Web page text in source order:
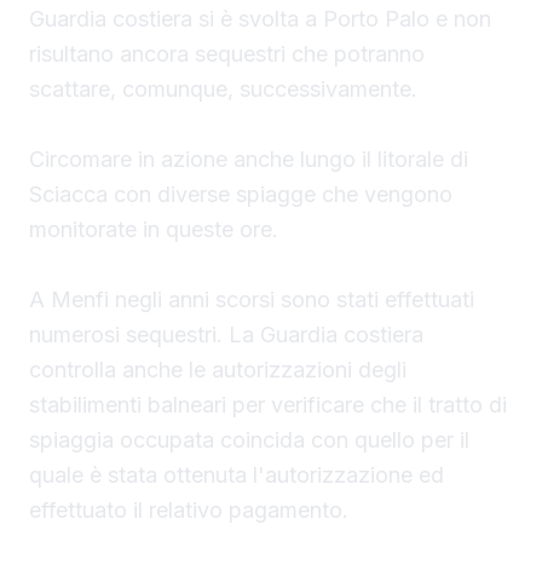
Guardia costiera si è svolta a Porto Palo e non
risultano ancora sequestri che potranno
scattare, comunque, successivamente.
Circomare in azione anche lungo il litorale di
Sciacca con diverse spiagge che vengono
monitorate in queste ore.
A Menfi negli anni scorsi sono stati effettuati
numerosi sequestri. La Guardia costiera
controlla anche le autorizzazioni degli
stabilimenti balneari per verificare che il tratto di
spiaggia occupata coincida con quello per il
quale è stata ottenuta l'autorizzazione ed
effettuato il relativo pagamento.